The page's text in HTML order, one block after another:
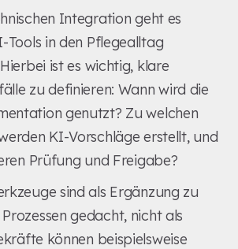
Integration geht es
Tools in den Pflegealltag
ist es wichtig, klare
zu definieren: Wann wird die
genutzt? Zu welchen
KI-Vorschläge erstellt, und
Prüfung und Freigabe?
sind als Ergänzung zu
gedacht, nicht als
können beispielsweise